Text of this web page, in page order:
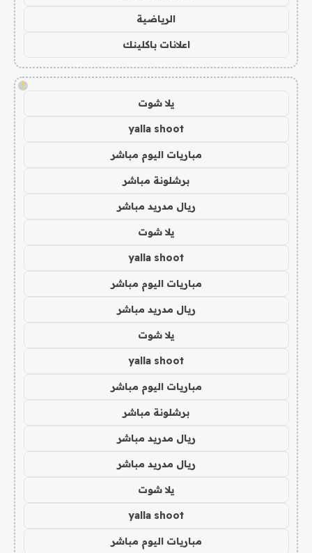
الرياضية
اعلانات باكلينك
!
يلا شوت
yalla shoot
مباريات اليوم مباشر
برشلونة مباشر
ريال مدريد مباشر
يلا شوت
yalla shoot
مباريات اليوم مباشر
ريال مدريد مباشر
يلا شوت
yalla shoot
مباريات اليوم مباشر
برشلونة مباشر
ريال مدريد مباشر
ريال مدريد مباشر
يلا شوت
yalla shoot
مباريات اليوم مباشر